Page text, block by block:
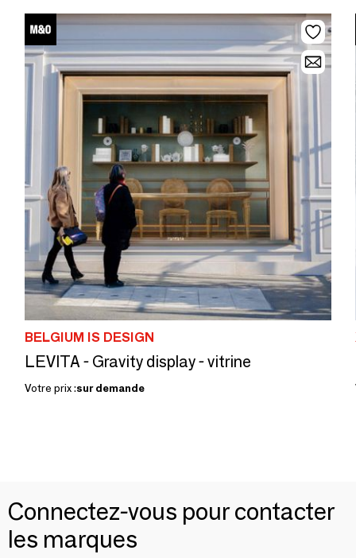
BELGIUM IS DESIGN
LEVITA - Gravity display - vitrine
Votre prix :sur demande
Connectez-vous pour contacter
les marques